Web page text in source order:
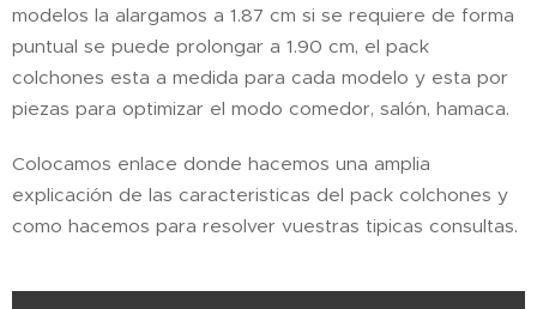
modelos la alargamos a 1.87 cm si se requiere de forma
puntual se puede prolongar a 1.90 cm, el pack
colchones esta a medida para cada modelo y esta por
piezas para optimizar el modo comedor, salón, hamaca.
Colocamos enlace donde hacemos una amplia
explicación de las caracteristicas del pack colchones y
como hacemos para resolver vuestras tipicas consultas.